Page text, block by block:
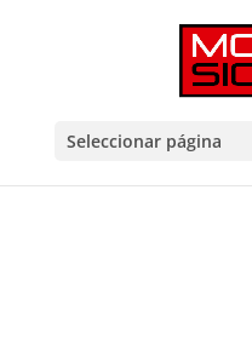
Seleccionar página